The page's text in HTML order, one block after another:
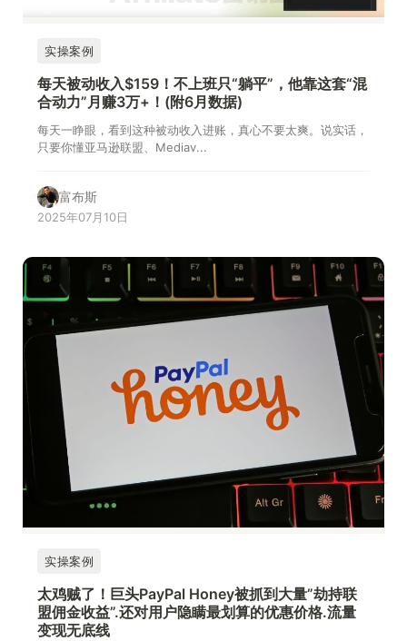
实操案例
每天被动收入$159！不上班只“躺平”，他靠这套“混
合动力”月赚3万+！(附6月数据)
每天一睁眼，看到这种被动收入进账，真心不要太爽。说实话，
只要你懂亚马逊联盟、Mediav...
富布斯
2025年07月10日
实操案例
太鸡贼了！巨头PayPal Honey被抓到大量”劫持联
盟佣金收益”.还对用户隐瞒最划算的优惠价格.流量
变现无底线